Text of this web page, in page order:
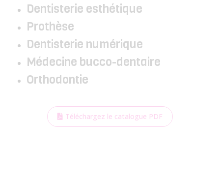
Dentisterie esthétique
Prothèse
Dentisterie numérique
Médecine bucco-dentaire
Orthodontie
Téléchargez le catalogue PDF